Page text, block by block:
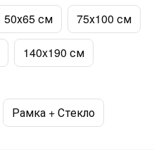
50х65 см 75х100 см
140x190 см
Рамка + Стекло